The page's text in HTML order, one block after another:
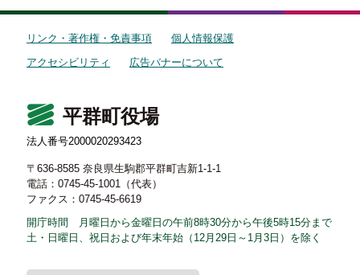
リンク・著作権・免責事項
個人情報保護
アクセシビリティ
広告バナーについて
平群町役場
法人番号2000020293423
〒636-8585 奈良県生駒郡平群町吉新1-1-1
電話：0745-45-1001（代表）
ファクス：0745-45-6619
開庁時間 月曜日から金曜日の午前8時30分から午後5時15分まで
土・日曜日、祝日および年末年始（12月29日～1月3日）を除く